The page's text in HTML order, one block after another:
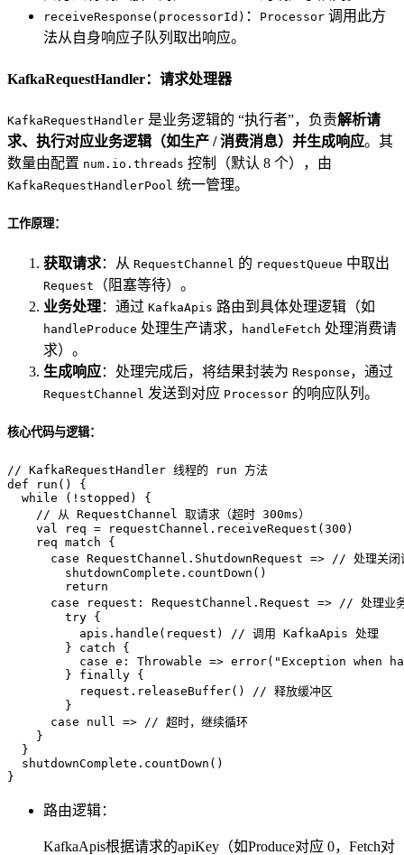
receiveResponse(processorId) ： Processor 调用此方
法从自身响应子队列取出响应。
KafkaRequestHandler：请求处理器
KafkaRequestHandler 是业务逻辑的 “执行者”，负责解析请
求、执行对应业务逻辑（如生产 / 消费消息）并生成响应。其
数量由配置 num.io.threads 控制（默认 8 个），由
KafkaRequestHandlerPool 统一管理。
工作原理：
获取请求：从 RequestChannel 的 requestQueue 中取出
Request
（阻塞等待）。
业务处理：通过 KafkaApis 路由到具体处理逻辑（如
handleProduce 处理生产请求， handleFetch 处理消费请
求）。
生成响应：处理完成后，将结果封装为 Response ，通过
RequestChannel 发送到对应 Processor 的响应队列。
核心代码与逻辑：
// KafkaRequestHandler 线程的 run 方法
def
run () {
while (!stopped) {
// 从 RequestChannel 取请求（超时 300ms）
val
req = requestChannel.receiveRequest(300 )
    req
match {
case RequestChannel . ShutdownRequest =>
// 处理关闭
        shutdownComplete.countDown()
return
case request: RequestChannel . Request =>
// 处理业
try {
          apis.handle(request)
// 调用 KafkaApis 处理
        }
catch {
case e: Throwable => error( "Exception when
        }
finally {
          request.releaseBuffer()
// 释放缓冲区
        }
case
null =>
// 超时，继续循环
    }
  }
  shutdownComplete.countDown()
}
路由逻辑：
KafkaApis根据请求的apiKey（如Produce对应 0，Fetch对